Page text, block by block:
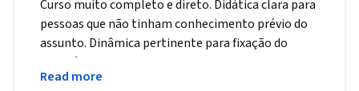
Curso muito completo e direto. Didática clara para
pessoas que não tinham conhecimento prévio do
assunto. Dinâmica pertinente para fixação do
conteúdo. Boas aulas. Bons exemplos. Bons
Professores.
Read more